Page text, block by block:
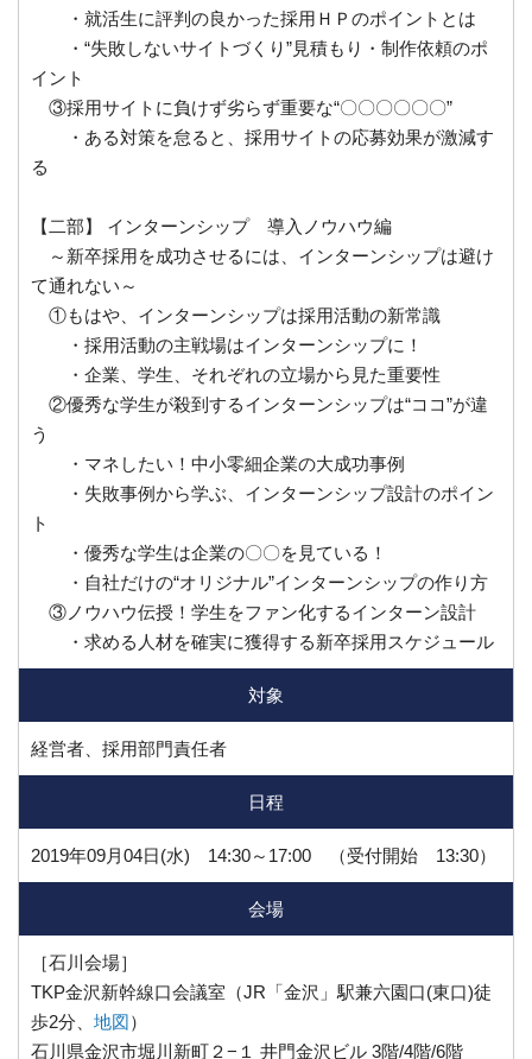
・就活生に評判の良かった採用ＨＰのポイントとは
・“失敗しないサイトづくり”見積もり・制作依頼のポ
イント
③採用サイトに負けず劣らず重要な“〇〇〇〇〇〇”
・ある対策を怠ると、採用サイトの応募効果が激減す
る
【二部】 インターンシップ 導入ノウハウ編
～新卒採用を成功させるには、インターンシップは避け
て通れない～
①もはや、インターンシップは採用活動の新常識
・採用活動の主戦場はインターンシップに！
・企業、学生、それぞれの立場から見た重要性
②優秀な学生が殺到するインターンシップは“ココ”が違
う
・マネしたい！中小零細企業の大成功事例
・失敗事例から学ぶ、インターンシップ設計のポイン
ト
・優秀な学生は企業の〇〇を見ている！
・自社だけの“オリジナル”インターンシップの作り方
③ノウハウ伝授！学生をファン化するインターン設計
・求める人材を確実に獲得する新卒採用スケジュール
対象
経営者、採用部門責任者
日程
2019年09月04日(水) 14:30～17:00 （受付開始 13:30）
会場
［石川会場］
TKP金沢新幹線口会議室（JR「金沢」駅兼六園口(東口)徒
歩2分、 地図）
石川県金沢市堀川新町２−１ 井門金沢ビル 3階/4階/6階